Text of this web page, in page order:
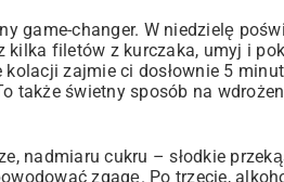
game-changer. W niedzielę
kilka filetów z kurczaka, umyj i
zajmie ci dosłownie 5
także świetny sposób na
nadmiaru cukru – słodkie
zgagę. Po trzecie,